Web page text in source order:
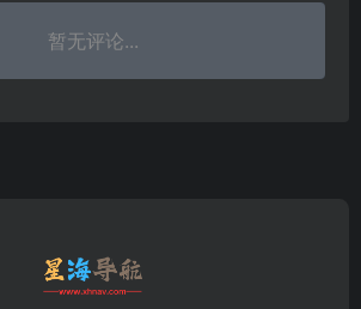
暂无评论...